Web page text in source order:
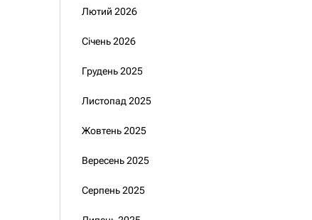
Лютий 2026
Січень 2026
Грудень 2025
Листопад 2025
Жовтень 2025
Вересень 2025
Серпень 2025